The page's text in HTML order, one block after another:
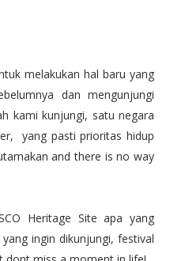
melakukan hal baru yang
dan mengunjungi
kami kunjungi, satu negara
yang pasti prioritas hidup
and there is no way
Heritage Site apa yang
ingin dikunjungi, festival